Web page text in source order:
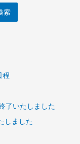
索
程
了いたしました
しました